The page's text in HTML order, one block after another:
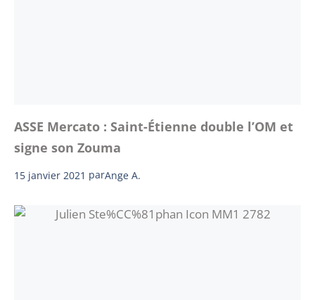
ASSE Mercato : Saint-Étienne double l’OM et
signe son Zouma
15 janvier 2021 parAnge A.